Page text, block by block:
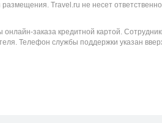
Travel.ru не несет
заказа кредитной картой.
Телефон службы поддержки указан